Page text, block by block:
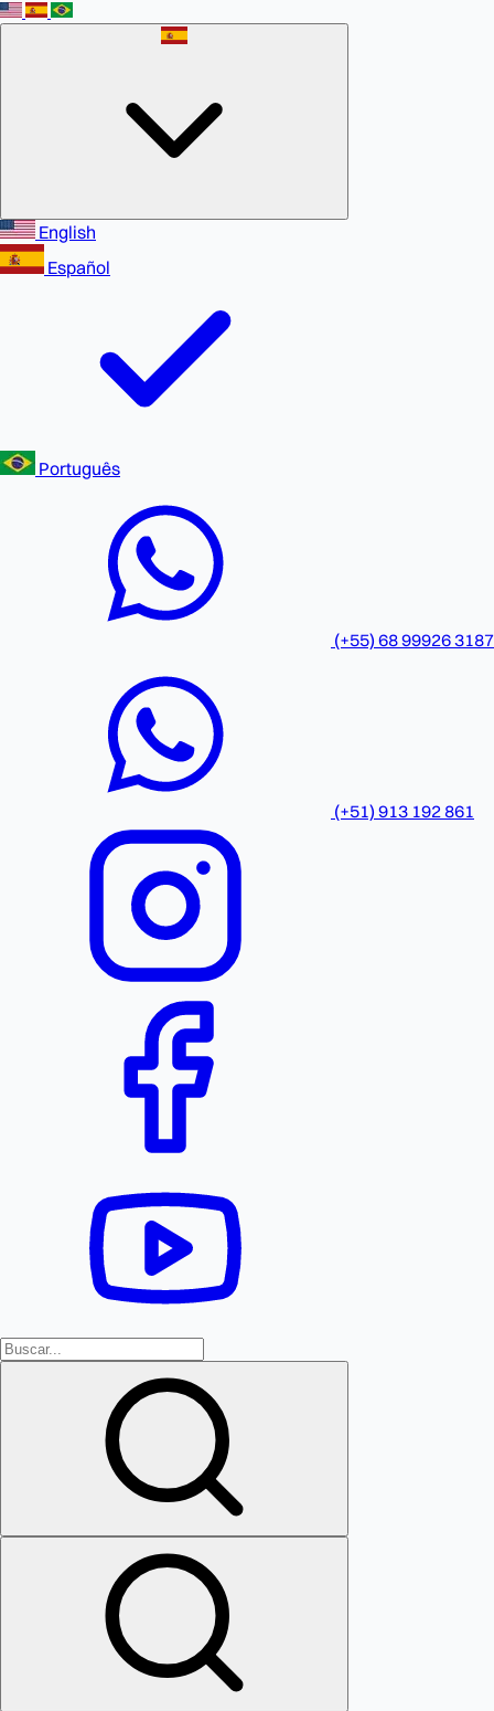
English
Español
Português
(+55) 68 99926 3187
(+51) 913 192 861